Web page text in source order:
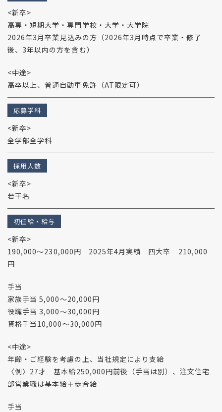
<新卒>
高専・短期大学・専門学校・大学・大学院
2026年3月卒業見込みの方（2026年3月時点で卒業・修了
後、3年以内の方を含む）
<中途>
高卒以上、普通自動車免許（AT限定可）
応募学科
<新卒>
全学部全学科
採用人数
<新卒>
若干名
初任給・給与
<新卒>
190,000～230,000円 2025年4月実績 四大卒 210,000
円
手当
家族手当 5,000～20,000円
役職手当 3,000～30,000円
資格手当10,000～30,000円
<中途>
年齢・ご経験を考慮の上、当社規定により支給
〈例〉27才 基本給250,000円前後（手当は別）、注文住宅
部営業職は基本給＋歩合給
手当